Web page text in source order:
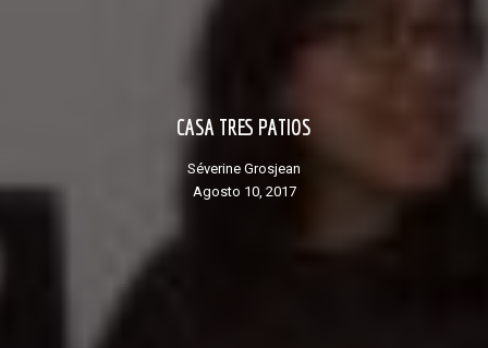
CASA TRES PATIOS
Séverine Grosjean
agosto 10, 2017